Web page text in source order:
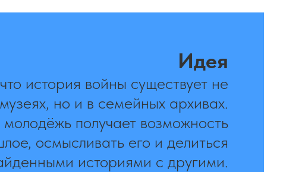
Идея
история войны существует не
но и в семейных архивах.
получает возможность
осмысливать его и делиться
историями с другими.